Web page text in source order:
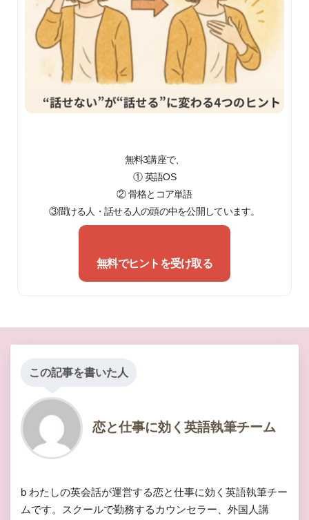
無料3講座で、
① 英語OS
② 骨格とコア単語
③聞ける人・話せる人の頭の中を公開しています。
無料でヒントを受け取る
この記事を書いた人
恋と仕事に効く英語執筆チーム
b わたしの英会話が運営する恋と仕事に効く英語執筆チー
ムです。スクールで勤務するカウンセラー、外国人講